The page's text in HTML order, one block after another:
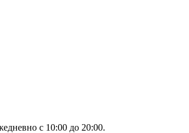
с 10:00 до 20:00.